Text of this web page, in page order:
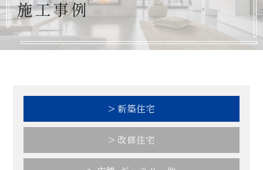
施工事例
> 新築住宅
> 改修住宅